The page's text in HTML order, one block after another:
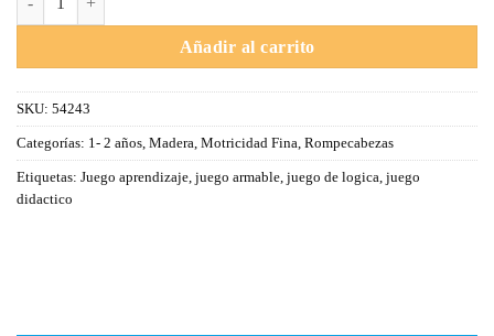
Añadir al carrito
SKU: 54243
Categorías: 1- 2 años Madera Motricidad Fina Rompecabezas
Etiquetas: Juego aprendizaje juego armable juego de logica juego
didactico